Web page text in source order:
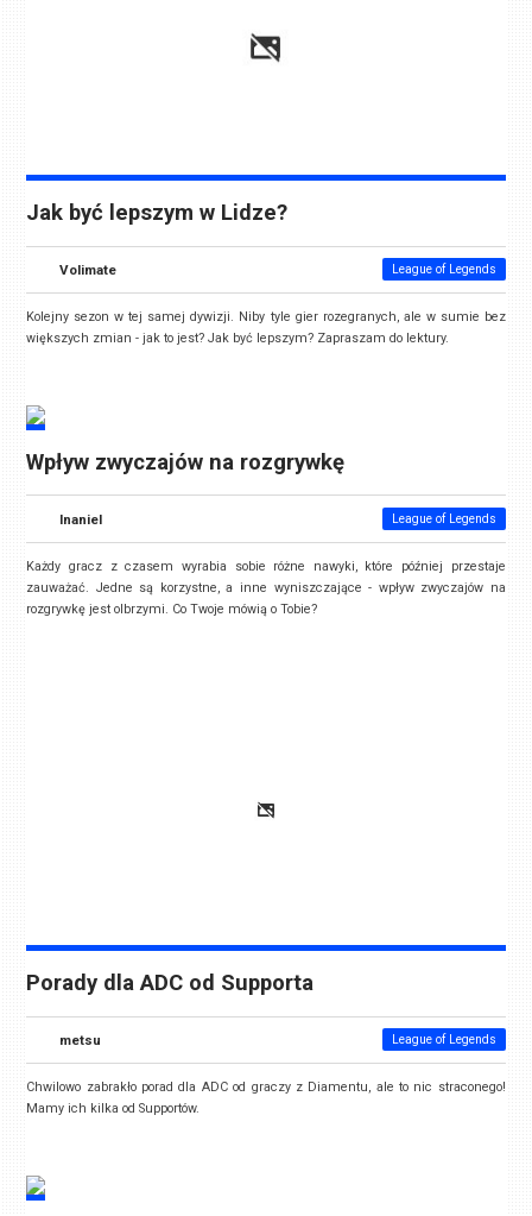
Jak być lepszym w Lidze?
Volimate League of Legends
Kolejny sezon w tej samej dywizji. Niby tyle gier rozegranych, ale w sumie bez
większych zmian - jak to jest? Jak być lepszym? Zapraszam do lektury.
Wpływ zwyczajów na rozgrywkę
Inaniel League of Legends
Każdy gracz z czasem wyrabia sobie różne nawyki, które później przestaje
zauważać. Jedne są korzystne, a inne wyniszczające - wpływ zwyczajów na
rozgrywkę jest olbrzymi. Co Twoje mówią o Tobie?
Porady dla ADC od Supporta
metsu League of Legends
Chwilowo zabrakło porad dla ADC od graczy z Diamentu, ale to nic straconego!
Mamy ich kilka od Supportów.